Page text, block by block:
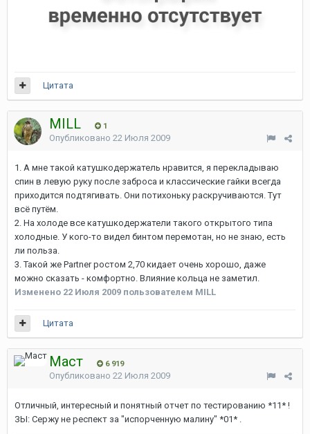
Цитата
MILL 1
Опубликовано 22 Июля 2009
1. А мне такой катушкодержатель нравится, я перекладываю
спин в левую руку после заброса и классические гайки всегда
приходится подтягивать. Они потихоньку раскручиваются. Тут
всё путём.
2. На холоде все катушкодержатели такого открытого типа
холодные. У кого-то видел бинтом перемотан, но не знаю, есть
ли польза.
3. Такой же Partner ростом 2,70 кидает очень хорошо, даже
можно сказать - комфортно. Влияние кольца не заметил.
Изменено 22 Июля 2009 пользователем MILL
Цитата
Маст 6 919
Опубликовано 22 Июля 2009
Отличный, интересный и понятный отчет по тестированию *11* !
ЗЫ: Сержу не респект за "испорченную малину" *01* .